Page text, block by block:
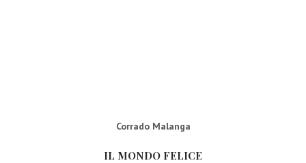
Corrado Malanga
IL MONDO FELICE